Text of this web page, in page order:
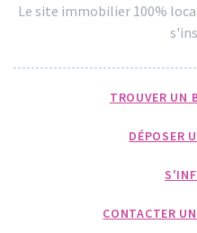
Le site immobilier 100%
TROUVER UN
DÉPOSER
CONTACTER